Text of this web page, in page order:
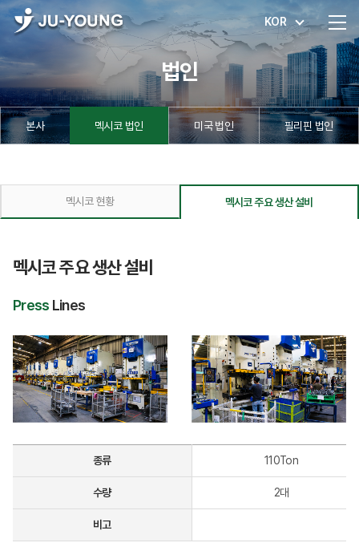
KOR
법인
본사 멕시코 법인 미국 법인 필리핀 법인
멕시코 현황 멕시코 주요 생산 설비
멕시코 주요 생산 설비
Press Lines
종류 110Ton
수량 2대
비고